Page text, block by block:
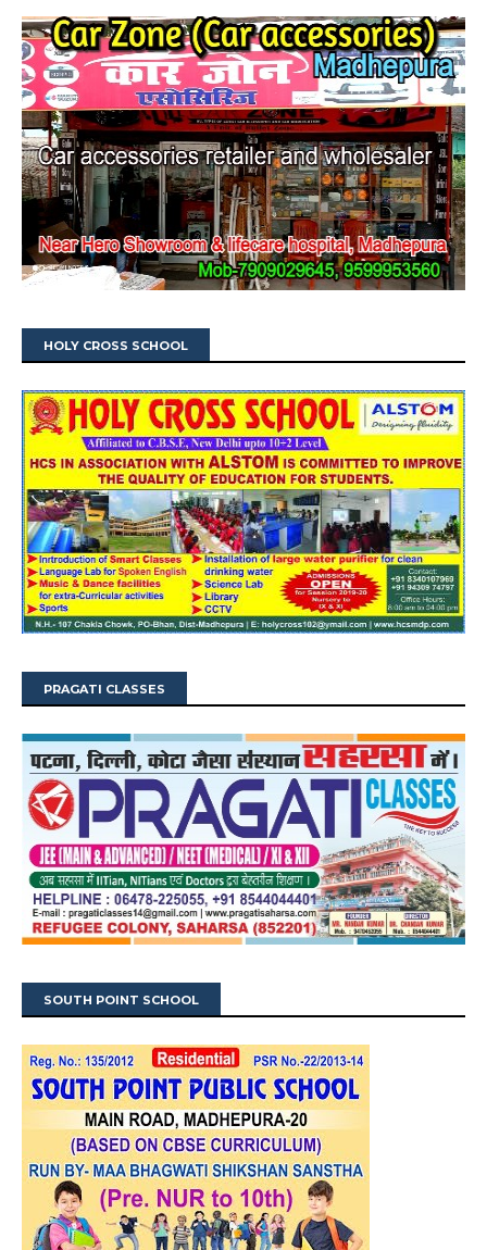
HOLY CROSS SCHOOL
PRAGATI CLASSES
SOUTH POINT SCHOOL